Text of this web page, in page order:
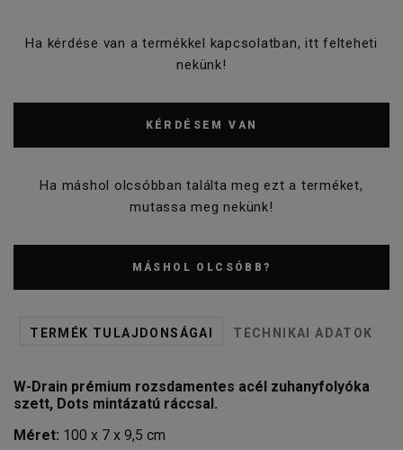
Ha kérdése van a termékkel kapcsolatban, itt felteheti
nekünk!
KÉRDÉSEM VAN
Ha máshol olcsóbban találta meg ezt a terméket,
mutassa meg nekünk!
MÁSHOL OLCSÓBB?
TERMÉK TULAJDONSÁGAI TECHNIKAI ADATOK
W-Drain prémium rozsdamentes acél zuhanyfolyóka
szett, Dots mintázatú ráccsal.
Méret: 100 x 7 x 9,5 cm